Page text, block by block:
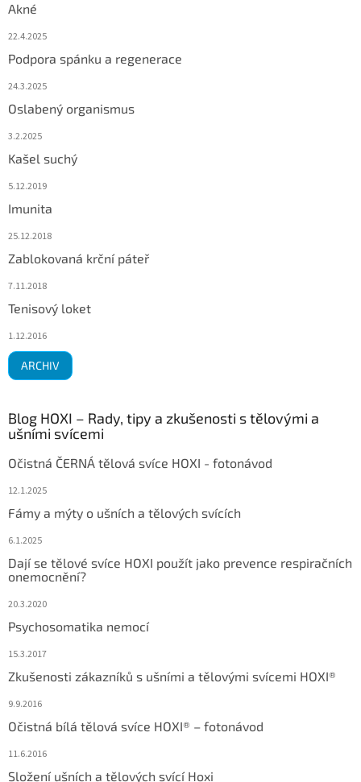
Akné
22.4.2025
Podpora spánku a regenerace
24.3.2025
Oslabený organismus
3.2.2025
Kašel suchý
5.12.2019
Imunita
25.12.2018
Zablokovaná krční páteř
7.11.2018
Tenisový loket
1.12.2016
ARCHIV
Blog HOXI – Rady, tipy a zkušenosti s tělovými a
ušními svícemi
Očistná ČERNÁ tělová svíce HOXI - fotonávod
12.1.2025
Fámy a mýty o ušních a tělových svících
6.1.2025
Dají se tělové svíce HOXI použít jako prevence respiračních
onemocnění?
20.3.2020
Psychosomatika nemocí
15.3.2017
Zkušenosti zákazníků s ušními a tělovými svícemi HOXI®
9.9.2016
Očistná bílá tělová svíce HOXI® – fotonávod
11.6.2016
Složení ušních a tělových svící Hoxi